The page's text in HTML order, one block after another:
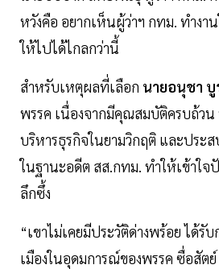
หวังคือ อยากเห็นผู้ว่าฯ กทม. ทำง
ให้ไปได้ไกลกว่านี้
สำหรับเหตุผลที่เลือก นายอนุชา
พรรค เนื่องจากมีคุณสมบัติครบถ้ว
บริหารธุรกิจในยามวิกฤติ และประส
ในฐานะอดีต สส.กทม. ทำให้เข้าใจ
ลึกซึ้ง
“เขาไม่เคยมีประวัติด่างพร้อย ได้รั
เมืองในอุดมการณ์ของพรรค ซื่อสัต